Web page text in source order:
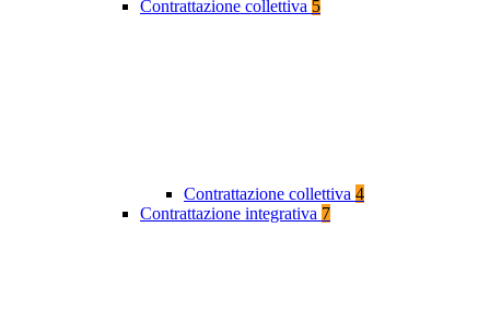
Contrattazione collettiva 5
Contrattazione collettiva 4
Contrattazione integrativa 7